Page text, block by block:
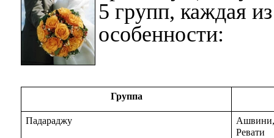
5 групп, каждая
особенности:
Группа
Падараджу
Ревати